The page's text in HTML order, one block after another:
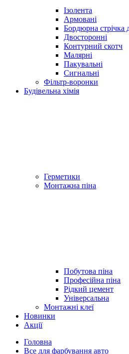
Ізолента
Армовані
Бордюрна стрічка
Двосторонні
Контурний скотч
Малярні
Пакувальні
Сигнальні
Фільтр-воронки
Будівельна хімія
Герметики
Монтажна піна
Побутова піна
Професійна піна
Рідкий цемент
Універсальна
Монтажні клеї
Новинки
Акції
Головна
Все для фарбування авто